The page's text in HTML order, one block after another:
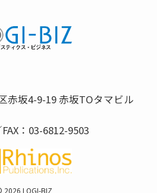
赤坂4-9-19 赤坂TOタマビル
：03-6812-9503
2026 LOGI-BIZ